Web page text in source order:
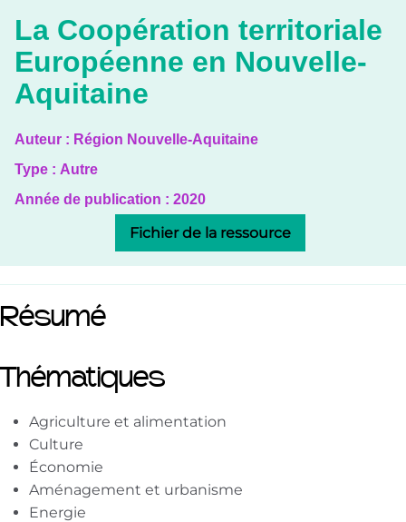
La Coopération territoriale
Européenne en Nouvelle-
Aquitaine
Auteur : Région Nouvelle-Aquitaine
Type : Autre
Année de publication : 2020
Fichier de la ressource
Résumé
Thématiques
Agriculture et alimentation
Culture
Économie
Aménagement et urbanisme
Energie